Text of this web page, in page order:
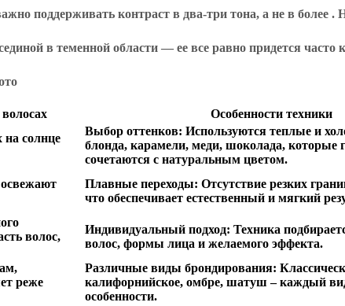
поддерживать контраст в два-три тона, а не в более .
в теменной области — ее все равно придется часто
Особенности техники
солнце
Выбор оттенков: Используются теплые и
блонда, карамели, меди, шоколада, которые
сочетаются с натуральным цветом.
Плавные переходы: Отсутствие резких
что обеспечивает естественный и мягкий
волос,
Индивидуальный подход: Техника
волос, формы лица и желаемого эффекта.
реже
Различные виды брондирования:
калифорнийское, омбре, шатуш – каждый
особенности.